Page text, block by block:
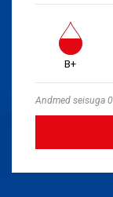
B+
Andmed seisuga